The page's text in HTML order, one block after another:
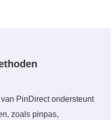
PinDirect ondersteunt
zoals pinpas,